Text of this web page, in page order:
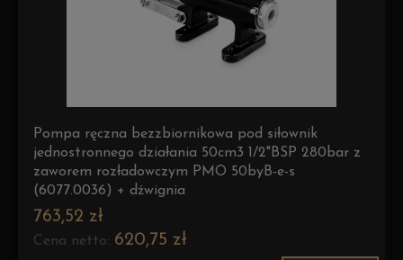
Pompa ręczna bezzbiornikowa pod siłownik
jednostronnego działania 50cm3 1/2"BSP 280bar z
zaworem rozładowczym PMO 50byB-e-s
(6077.0036) + dźwignia
763,52 zł
Cena netto: 620,75 zł